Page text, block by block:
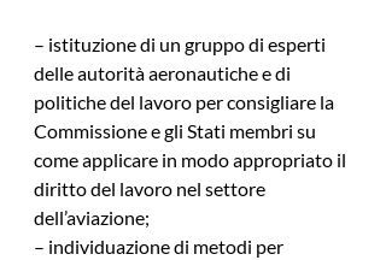
– istituzione di un gruppo di esperti
delle autorità aeronautiche e di
politiche del lavoro per consigliare la
Commissione e gli Stati membri su
come applicare in modo appropriato il
diritto del lavoro nel settore
dell’aviazione;
– individuazione di metodi per